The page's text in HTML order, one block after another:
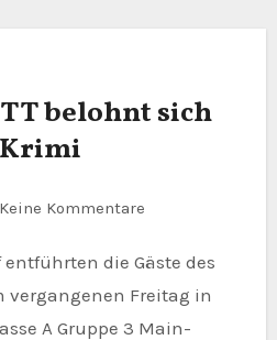
belohnt sich
Keine Kommentare
vergangenen Freitag in
A Gruppe 3 Main-